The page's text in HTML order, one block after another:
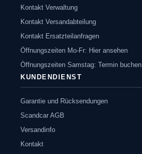
Kontakt Verwaltung
Kontakt Versandabteilung
Kontakt Ersatzteilanfragen
Öffnungszeiten Mo-Fr: Hier ansehen
Öffnungszeiten Samstag: Termin buchen
KUNDENDIENST
Garantie und Rücksendungen
Scandcar AGB
Versandinfo
Kontakt